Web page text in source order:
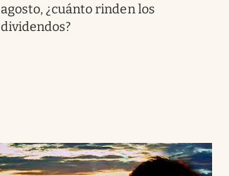
agosto, ¿cuánto rinden los
dividendos?